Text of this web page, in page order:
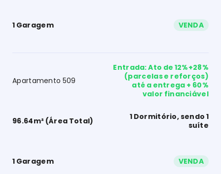
1 Garagem VENDA
Apartamento 509
96.64m² (Área Total)
1 Dormitório, sendo 1
suíte
1 Garagem
Entrada: Ato de 12%+28%
(parcelas e reforços)
até a entrega + 60%
valor financiável
VENDA